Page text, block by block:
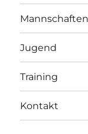
Mannschaften
Jugend
Training
Kontakt